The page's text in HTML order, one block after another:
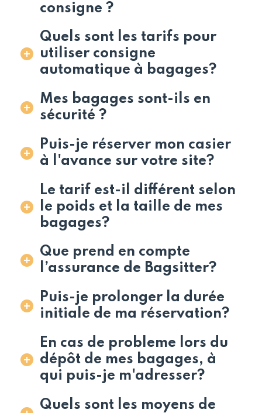
consigne ?
Quels sont les tarifs pour
utiliser consigne
automatique à bagages?
Mes bagages sont-ils en
sécurité ?
Puis-je réserver mon casier
à l'avance sur votre site?
Le tarif est-il différent selon
le poids et la taille de mes
bagages?
Que prend en compte
l’assurance de Bagsitter?
Puis-je prolonger la durée
initiale de ma réservation?
En cas de probleme lors du
dépôt de mes bagages, à
qui puis-je m'adresser?
Quels sont les moyens de